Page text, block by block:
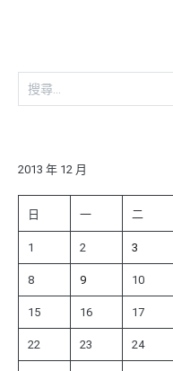
搜
尋
字:
2013 年 12 月
日 一 二
1 2 3
8 9 10
15 16 17
22 23 24